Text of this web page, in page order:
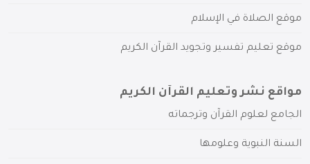
موقع الصلاة في الإسلام
موقع تعليم تفسير وتجويد القرآن الكريم
مواقع نشر وتعليم القرآن الكريم
الجامع لعلوم القرآن وترجماته
السنة النبوية وعلومها